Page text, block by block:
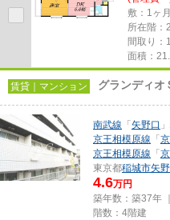
敷：1ヶ
所在階：
間取り：
面積：
賃貸｜マンション グランディオ
南武線 「 矢野口
京王相模原線 「
京王相模原線 「
東京都稲城市矢
4.6万円
築年数：築37年
階数：4階建